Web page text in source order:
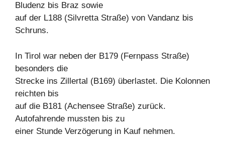
Bludenz bis Braz sowie
auf der L188 (Silvretta Straße) von Vandanz bis
Schruns.
In Tirol war neben der B179 (Fernpass Straße)
besonders die
Strecke ins Zillertal (B169) überlastet. Die Kolonnen
reichten bis
auf die B181 (Achensee Straße) zurück.
Autofahrende mussten bis zu
einer Stunde Verzögerung in Kauf nehmen.